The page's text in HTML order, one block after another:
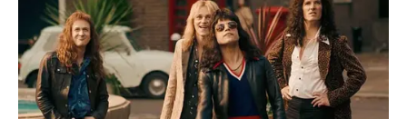
Aktif membagikan aktifitas olahraga dan petualangan di air.
Baca juga:Biodata, Profil, dan Fakta Kimi Hime